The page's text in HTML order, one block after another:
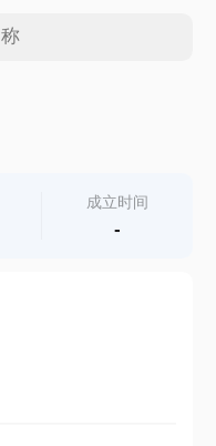
成立时间
-